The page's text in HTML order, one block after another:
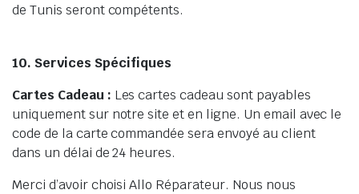
de Tunis seront compétents.
10. Services Spécifiques
Cartes Cadeau : Les cartes cadeau sont payables
uniquement sur notre site et en ligne. Un email avec le
code de la carte commandée sera envoyé au client
dans un délai de 24 heures.
Merci d’avoir choisi Allo Réparateur. Nous nous